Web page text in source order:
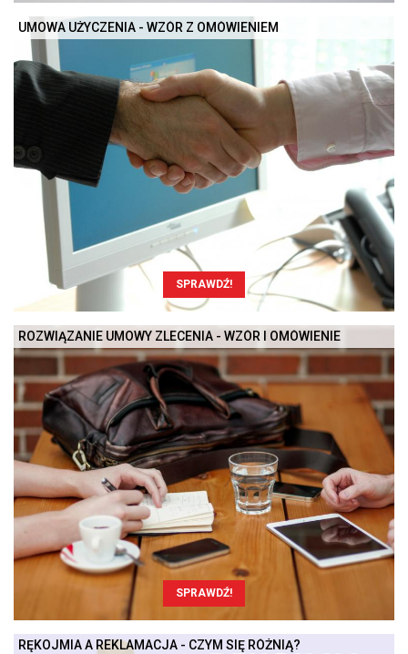
UMOWA UŻYCZENIA - WZÓR Z OMÓWIENIEM
SPRAWDŹ!
ROZWIĄZANIE UMOWY ZLECENIA - WZÓR I OMÓWIENIE
SPRAWDŹ!
RĘKOJMIA A REKLAMACJA - CZYM SIĘ RÓŻNIĄ?